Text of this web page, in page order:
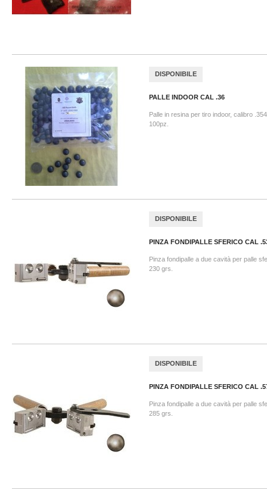
DISPONIBILE
PALLE INDOOR CAL .36
Palle in resina per tiro indoor, calibro
100pz.
DISPONIBILE
PINZA FONDIPALLE SFERICO CAL
Pinza fondipalle a due cavità per palle
230 grs.
DISPONIBILE
PINZA FONDIPALLE SFERICO CAL
Pinza fondipalle a due cavità per palle
285 grs.